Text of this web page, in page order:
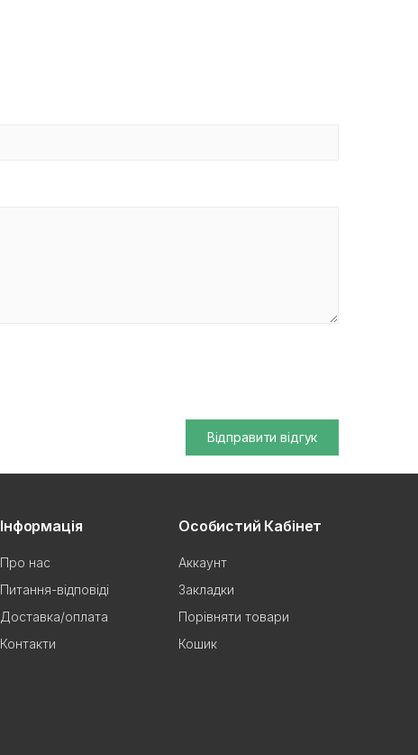
Відправити відгук
Інформація
Про нас
Питання-відповіді
Доставка/оплата
Контакти
Особистий Кабінет
Аккаунт
Закладки
Порівняти товари
Кошик